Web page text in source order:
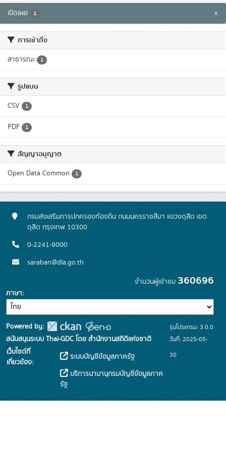
เปิดเผย 1 x
การเข้าถึง
สาธารณะ 1
รูปแบบ
CSV 1
PDF 1
สัญญาอนุญาต
Open Data Common 1
กรมส่งเสริมการปกครองท้องถิ่น ถนนนครราชสีมา แขวงดุสิต เขต
ดุสิต กรุงเทพ 10300
0-2241-9000
saraban@dla.go.th
จำนวนผู้เข้าชม 360696
ภาษา
Powered by:
สนับสนุนระบบ Thai-GDC โดย สำนักงานสถิติแห่งชาติ
เว็บไซต์ที่
เกี่ยวข้อง:
ระบบบัญชีข้อมูลภาครัฐ
บริการนามานุกรมบัญชีข้อมูลภาค
รัฐ
รุ่นโปรแกรม: 3.0.0
วันที่: 2025-05-
30